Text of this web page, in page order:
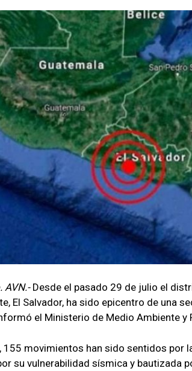
AVN.-Desde el pasado 29 de julio el
El Salvador, ha sido epicentro de una
el Ministerio de Medio Ambiente y
155 movimientos han sido sentidos por
su vulnerabilidad sísmica y bautizada